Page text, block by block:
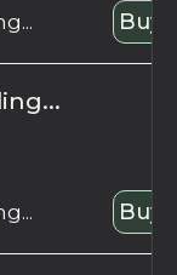
Buy
Buy